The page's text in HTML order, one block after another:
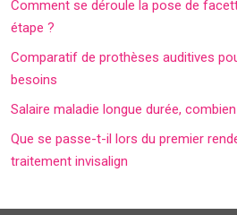
Comment se déroule la pose de
étape ?
Comparatif de prothèses auditives
besoins
Salaire maladie longue durée,
Que se passe-t-il lors du premier
traitement invisalign